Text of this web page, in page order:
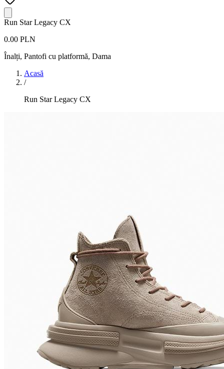
Run Star Legacy CX
0.00 PLN
Înalți, Pantofi cu platformă, Dama
Acasă
/
Run Star Legacy CX